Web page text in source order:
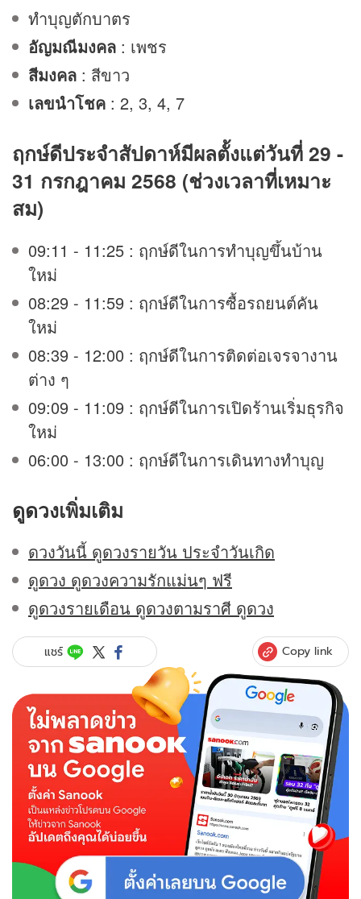
ทำบุญตักบาตร
อัญมณีมงคล : เพชร
สีมงคล : สีขาว
เลขนำโชค : 2, 3, 4, 7
ฤกษ์ดีประจำสัปดาห์มีผลตั้งแต่วันที่ 29 -
31 กรกฎาคม 2568 (ช่วงเวลาที่เหมาะ
สม)
09:11 - 11:25 : ฤกษ์ดีในการทำบุญขึ้นบ้าน
ใหม่
08:29 - 11:59 : ฤกษ์ดีในการซื้อรถยนต์คัน
ใหม่
08:39 - 12:00 : ฤกษ์ดีในการติดต่อเจรจางาน
ต่าง ๆ
09:09 - 11:09 : ฤกษ์ดีในการเปิดร้านเริ่มธุรกิจ
ใหม่
06:00 - 13:00 : ฤกษ์ดีในการเดินทางทำบุญ
ดูดวงเพิ่มเติม
ดวงวันนี้ ดูดวงรายวัน ประจำวันเกิด
ดูดวง ดูดวงความรักแม่นๆ ฟรี
ดูดวงรายเดือน ดูดวงตามราศี ดูดวง
แชร์ Copy link